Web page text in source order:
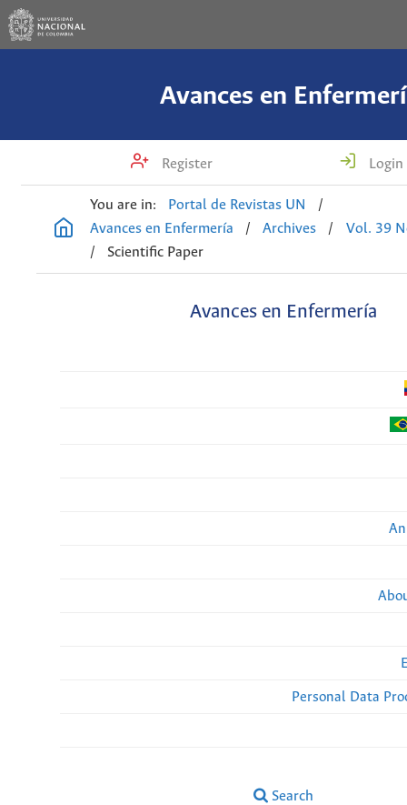
Avances en
Register Login
You are in: Portal de Revistas UN
/
Avances en Enfermería
/ Archives /
Vol. 39
/
Scientific Paper
Avances en Enfermería
Personal Data
Search